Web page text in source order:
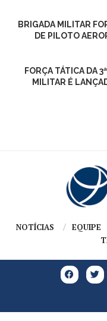
BRIGADA MILITAR
DE PILOTO
FORÇA TÁTICA DA
MILITAR É
NOTÍCIAS EQUIPE